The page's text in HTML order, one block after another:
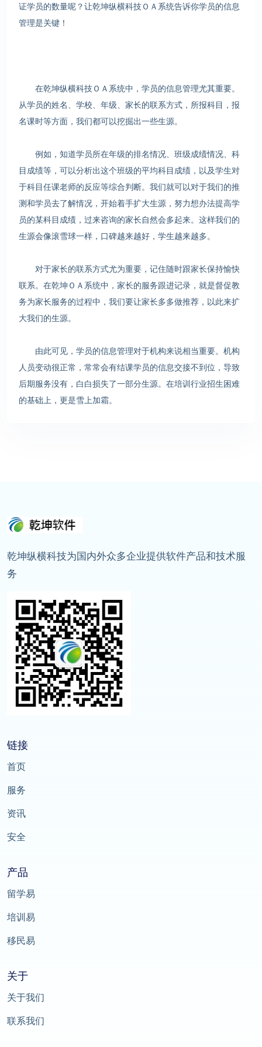
证学员的数量呢？让乾坤纵横科技ＯＡ系统告诉你学员的信息
管理是关键！
在乾坤纵横科技ＯＡ系统中，学员的信息管理尤其重要。
从学员的姓名、学校、年级、家长的联系方式，所报科目，报
名课时等方面，我们都可以挖掘出一些生源。
例如，知道学员所在年级的排名情况、班级成绩情况、科
目成绩等，可以分析出这个班级的平均科目成绩，以及学生对
于科目任课老师的反应等综合判断。我们就可以对于我们的推
测和学员去了解情况，开始着手扩大生源，努力想办法提高学
员的某科目成绩，过来咨询的家长自然会多起来。这样我们的
生源会像滚雪球一样，口碑越来越好，学生越来越多。
对于家长的联系方式尤为重要，记住随时跟家长保持愉快
联系。在乾坤ＯＡ系统中，家长的服务跟进记录，就是督促教
务为家长服务的过程中，我们要让家长多多做推荐，以此来扩
大我们的生源。
由此可见，学员的信息管理对于机构来说相当重要。机构
人员变动很正常，常常会有结课学员的信息交接不到位，导致
后期服务没有，白白损失了一部分生源。在培训行业招生困难
的基础上，更是雪上加霜。
乾坤纵横科技为国内外众多企业提供软件产品和技术服
务
链接
首页
服务
资讯
安全
产品
留学易
培训易
移民易
关于
关于我们
联系我们